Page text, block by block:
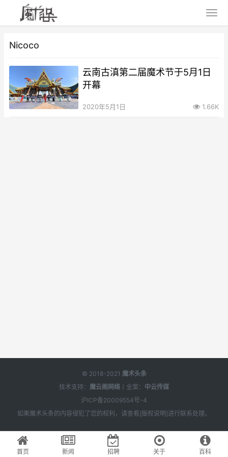
Nicoco
云南古滇第二届魔术节于5月1日
开幕
2020年5月1日 1.66K
© 2018-2021 魔术头条
技术支持： 魔云阁网络 丨全案： 中云传媒
沪ICP备20009554号-4
如果 魔术头条的内容侵犯了您的权利，请查看[版权说明 ]进行联系处理。
首页 新闻 招聘 关于 百科